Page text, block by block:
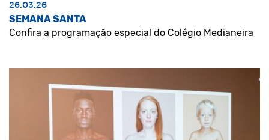
26.03.26
SEMANA SANTA
Confira a programação especial do Colégio Medianeira